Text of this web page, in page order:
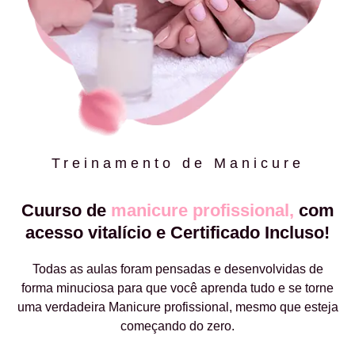
Treinamento de Manicure
Cuurso de manicure profissional, com
acesso vitalício e Certificado Incluso!
Todas as aulas foram pensadas e desenvolvidas de
forma minuciosa para que você aprenda tudo e se torne
uma verdadeira Manicure profissional, mesmo que esteja
começando do zero.